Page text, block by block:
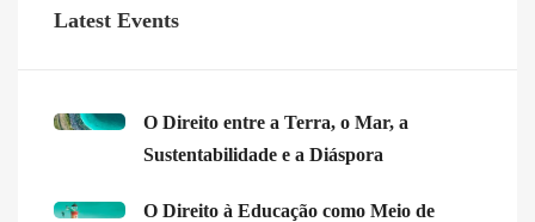
Latest Events
O Direito entre a Terra, o Mar, a
Sustentabilidade e a Diáspora
O Direito à Educação como Meio de